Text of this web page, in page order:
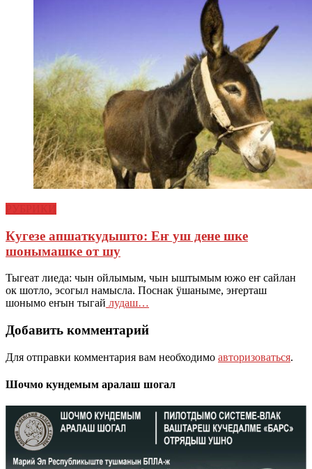
Кугезе апшаткудышто: Еҥ уш дене шке
шонымашке от шу
Тыгеат лиеда: чын ойлымым, чын ыштымым южо еҥ сайлан
ок шотло, эсогыл намысла. Поснак ӱшаныме, эҥерташ
шонымо еҥын тыгай лудаш…
Добавить комментарий
Для отправки комментария вам необходимо авторизоваться.
Шочмо кундемым аралаш шогал